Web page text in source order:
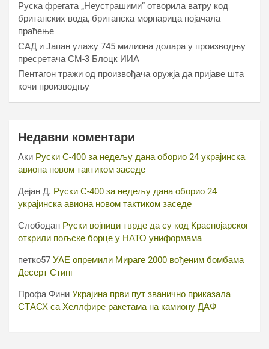
Руска фрегата „Неустрашими“ отворила ватру код
британских вода, британска морнарица појачала
праћење
САД и Јапан улажу 745 милиона долара у производњу
пресретача СМ-3 Блоцк ИИА
Пентагон тражи од произвођача оружја да пријаве шта
кочи производњу
Недавни коментари
Аки Руски С-400 за недељу дана оборио 24 украјинска
авиона новом тактиком заседе
Дејан Д. Руски С-400 за недељу дана оборио 24
украјинска авиона новом тактиком заседе
Слободан Руски војници тврде да су код Краснојарског
открили пољске борце у НАТО униформама
петко57 УАЕ опремили Мираге 2000 вођеним бомбама
Десерт Стинг
Профа Фини Украјина први пут званично приказала
СТАСХ са Хеллфире ракетама на камиону ДАФ